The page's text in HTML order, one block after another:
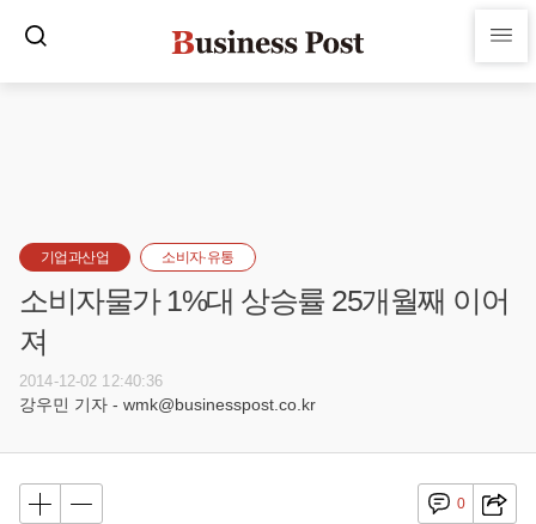
기업과산업 소비자·유통
소비자물가 1%대 상승률 25개월째 이어
져
2014-12-02 12:40:36
강우민 기자 - wmk@businesspost.co.kr
0